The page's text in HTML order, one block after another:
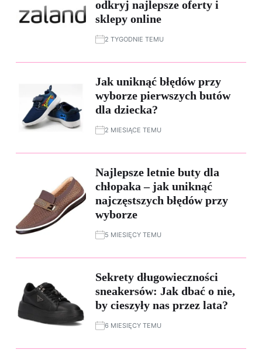
odkryj najlepsze oferty i
sklepy online
2 TYGODNIE TEMU
Jak uniknąć błędów przy
wyborze pierwszych butów
dla dziecka?
2 MIESIĄCE TEMU
Najlepsze letnie buty dla
chłopaka – jak uniknąć
najczęstszych błędów przy
wyborze
5 MIESIĘCY TEMU
Sekrety długowieczności
sneakersów: Jak dbać o nie,
by cieszyły nas przez lata?
6 MIESIĘCY TEMU